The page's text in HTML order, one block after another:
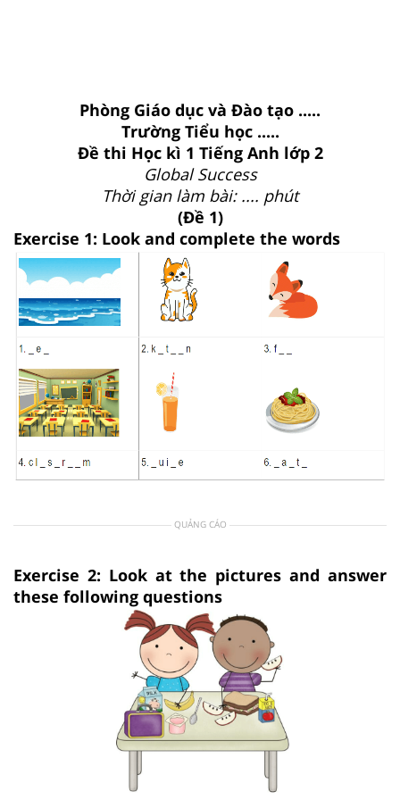
Phòng Giáo dục và Đào tạo .....
Trường Tiểu học .....
Đề thi Học kì 1 Tiếng Anh lớp 2
Global Success
Thời gian làm bài: .... phút
(Đề 1)
Exercise 1: Look and complete the words
QUẢNG CÁO
Exercise 2: Look at the pictures and answer
these following questions